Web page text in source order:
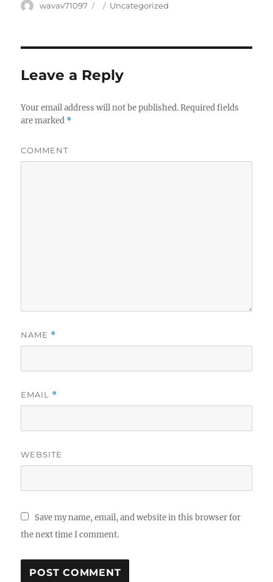
Author
wavav71097
Posted
Categories
Uncategorized
Leave a Reply
Your email address will not be published.Required fields
are marked *
COMMENT
NAME *
EMAIL *
WEBSITE
Save my name, email, and website in this browser for
the next time I comment.